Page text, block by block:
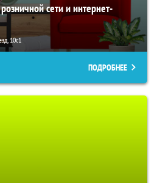
сети и интернет-
10с1
ПОДРОБНЕЕ